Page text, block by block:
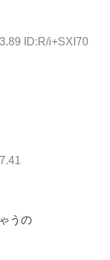
ID:R/i+SXI70
うの